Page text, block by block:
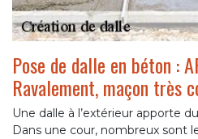
Pose de dalle en béton :
Ravalement, maçon très
Une dalle à l’extérieur apporte
Dans une cour, nombreux sont